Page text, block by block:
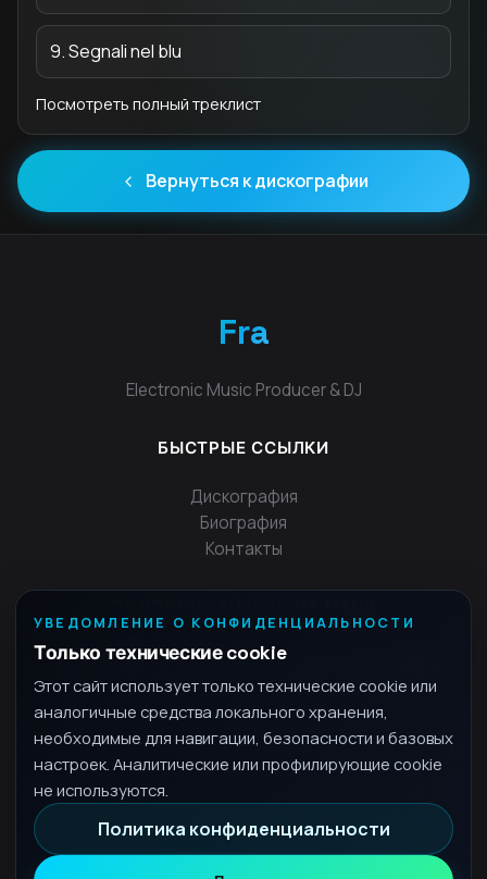
9. Segnali nel blu
Посмотреть полный треклист
Вернуться к дискографии
Fra
Electronic Music Producer & DJ
БЫСТРЫЕ ССЫЛКИ
Дискография
Биография
Контакты
УВЕДОМЛЕНИЕ О КОНФИДЕНЦИАЛЬНОСТИ
Только технические cookie
Этот сайт использует только технические cookie или
аналогичные средства локального хранения,
необходимые для навигации, безопасности и базовых
настроек. Аналитические или профилирующие cookie
не используются.
Политика конфиденциальности